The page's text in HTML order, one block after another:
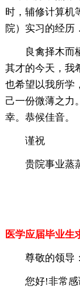
时，辅修计算机
院）实习的经历．
良禽择木而
其才的今天，我
也希望以我所学
己一份微薄之力
幸。恭候佳音。
谨祝
贵院事业蒸
医学应届毕业生
尊敬的领导：
您好!非常感